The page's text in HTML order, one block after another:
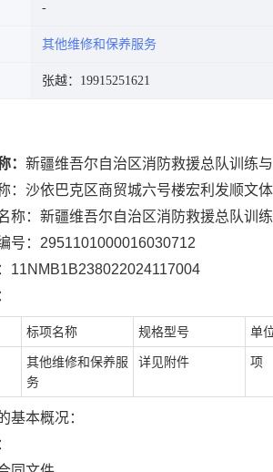
其他维修和保养服务
张越：19915251621
： 新疆维吾尔自治区消防救援总队训练
： 沙依巴克区商贸城六号楼宏利发顺文
称： 新疆维吾尔自治区消防救援总队训
号： 2951101000016030712
11NMB1B238022024117004
标项名称 规格型号 单
其他维修和保养服
务
详见附件 项
基本概况：